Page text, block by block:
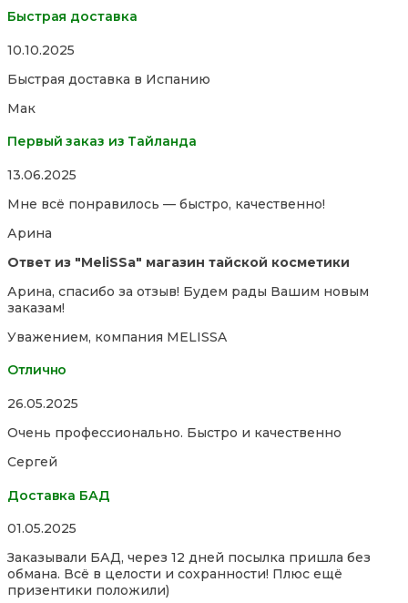
Быстрая доставка
Rated
out
5
10.10.2025
Быстрая доставка в Испанию
Мак
Первый заказ из Тайланда
Rated
out
5
13.06.2025
Мне всё понравилось — быстро, качественно!
Арина
Ответ из "MeliSSa" магазин тайской косметики
Арина, спасибо за отзыв! Будем рады Вашим новым
заказам!
Уважением, компания MELISSA
Отлично
Rated
out
5
26.05.2025
Очень профессионально. Быстро и качественно
Сергей
Доставка БАД
Rated
out
of
5
01.05.2025
Заказывали БАД, через 12 дней посылка пришла без
обмана. Всё в целости и сохранности! Плюс ещё
призентики положили)